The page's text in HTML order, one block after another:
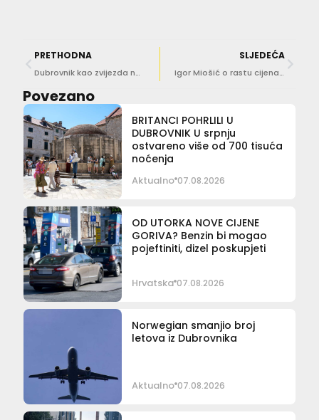
PRETHODNA
Dubrovnik kao zvijezda novog serijala ‘The Rock Star Travel’
SLJEDEĆA
Igor Miošić o rastu cijena: ‘Ne mogu Poljaci dizat cijene koliko ja mogu vode popit’
Povezano
BRITANCI POHRLILI U
DUBROVNIK U srpnju
ostvareno više od 700 tisuća
noćenja
Aktualno 07.08.2026
OD UTORKA NOVE CIJENE
GORIVA? Benzin bi mogao
pojeftiniti, dizel poskupjeti
Hrvatska 07.08.2026
Norwegian smanjio broj
letova iz Dubrovnika
Aktualno 07.08.2026